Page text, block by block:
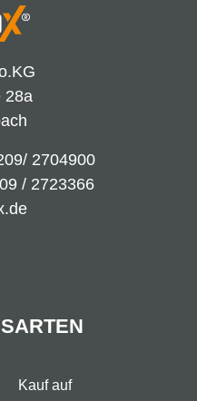
28a
2704900
/ 2723366
Kauf auf